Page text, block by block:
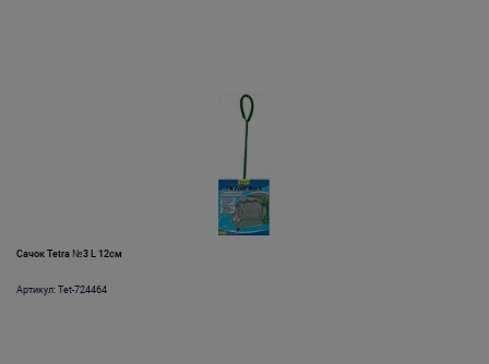
Сачок Tetra №3 L 12см
Артикул: Tet-724464